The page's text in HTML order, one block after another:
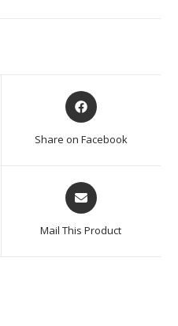
Share on Facebook
Mail This Product